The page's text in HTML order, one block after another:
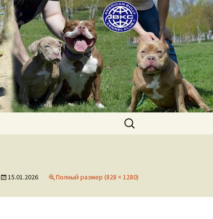
for sale. Worldwide shipping
Найти:
15.01.2026 Полный размер (828 × 1280)